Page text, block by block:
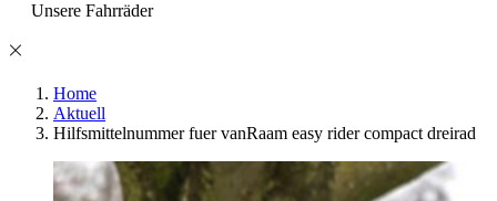
Unsere Fahrräder
Home
Aktuell
Hilfsmittelnummer fuer vanRaam easy rider compact dreirad